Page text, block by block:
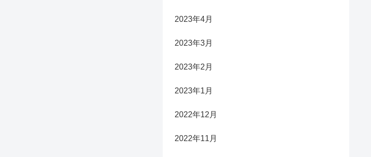
2023年4月
2023年3月
2023年2月
2023年1月
2022年12月
2022年11月